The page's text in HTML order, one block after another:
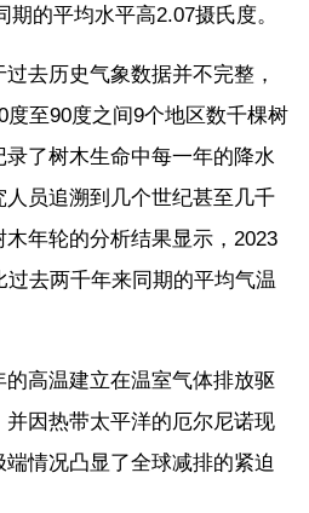
的平均水平高2.07摄氏度。
去历史气象数据并不完整，
至90度之间9个地区数千棵树
了树木生命中每一年的降水
员追溯到几个世纪甚至几千
年轮的分析结果显示，2023
去两千年来同期的平均气温
高温建立在温室气体排放驱
因热带太平洋的厄尔尼诺现
情况凸显了全球减排的紧迫